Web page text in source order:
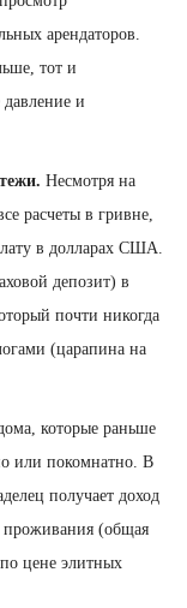
арендаторов.
тот и
давление и
Несмотря на
расчеты в гривне,
в долларах США.
депозит) в
почти никогда
(царапина на
которые раньше
или покомнатно. В
получает доход
проживания (общая
цене элитных